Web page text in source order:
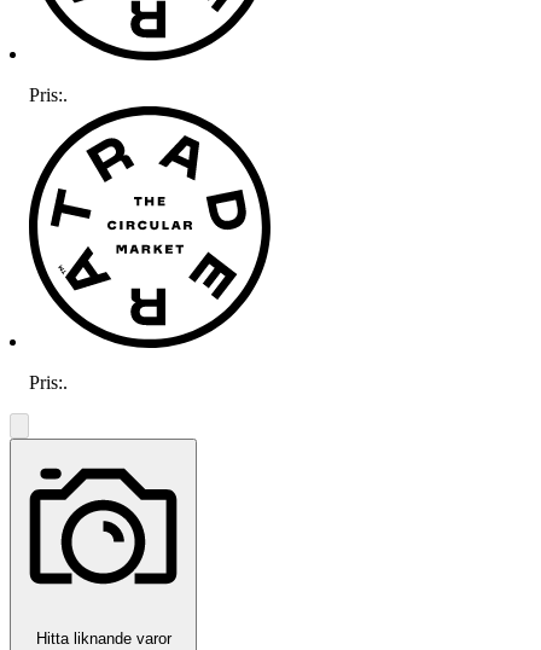
Pris:.
Pris:.
Hitta liknande varor